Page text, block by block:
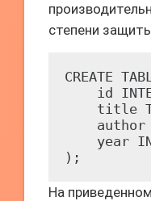
степени
CREATE
id
title
author
year
);
На